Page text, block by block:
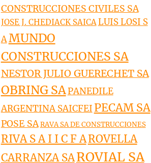
CONSTRUCCIONES CIVILES SA
JOSE J. CHEDIACK SAICALUIS LOSI S
AMUNDO
CONSTRUCCIONES SA
NESTOR JULIO GUERECHET SA
OBRING SAPANEDILE
ARGENTINA SAICFEI PECAM SA
POSE SARAVA SA DE CONSTRUCCIONES
RIVA S A I I C F AROVELLA
CARRANZA SAROVIAL SA